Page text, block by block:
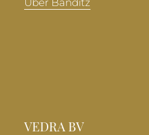
VEDRA BV